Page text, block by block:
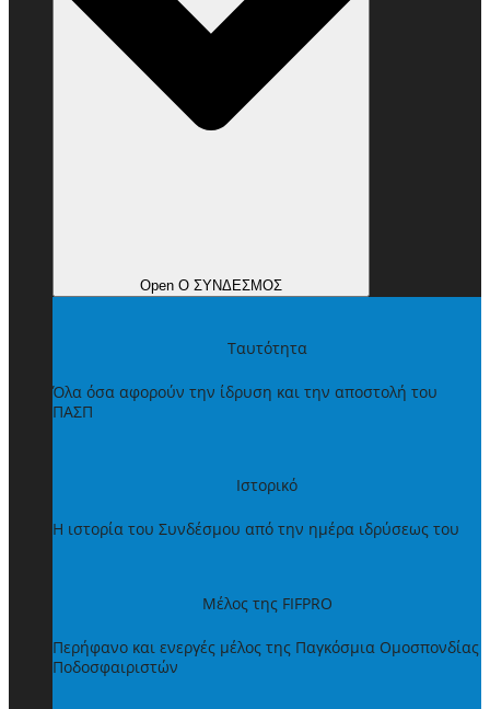
Open Ο ΣΥΝΔΕΣΜΟΣ
Ταυτότητα
Όλα όσα αφορούν την ίδρυση και την αποστολή του
ΠΑΣΠ
Ιστορικό
Η ιστορία του Συνδέσμου από την ημέρα ιδρύσεως του
Μέλος της FIFPRO
Περήφανο και ενεργές μέλος της Παγκόσμια Ομοσπονδίας
Ποδοσφαιριστών